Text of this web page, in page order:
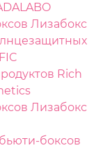
Лизабокс
Rich
Лизабокс
боксов